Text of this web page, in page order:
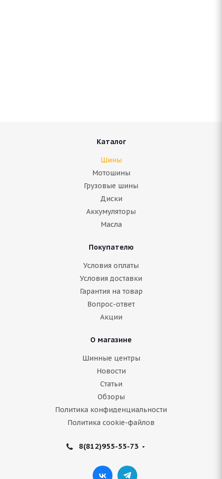
Antares Grip 60 ice 205/55 R16 94T
В наличии (осталось 5 шт.)
Каталог
Шины
Мотошины
Грузовые шины
Диски
Аккумуляторы
Масла
Покупателю
Условия оплаты
Условия доставки
Гарантия на товар
Вопрос-ответ
Акции
О магазине
Шинные центры
Новости
Статьи
Обзоры
Политика конфиденциальности
Политика cookie-файлов
8(812)955-55-73